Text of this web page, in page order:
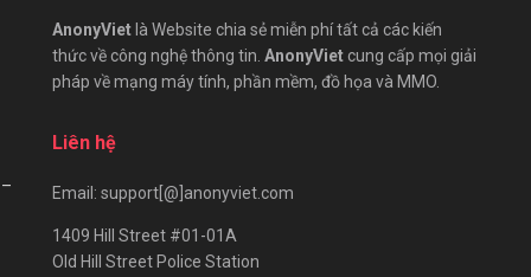
AnonyViet là Website chia sẻ miễn phí tất cả các kiến
thức về công nghệ thông tin. AnonyViet cung cấp mọi giải
pháp về mạng máy tính, phần mềm, đồ họa và MMO.
Liên hệ
Email: support[@]anonyviet.com
1409 Hill Street #01-01A
Old Hill Street Police Station